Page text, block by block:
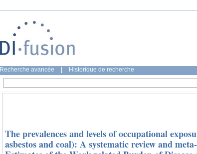
Recherche avancée Historique de recherche
The prevalences and levels of occupational
asbestos and coal): A systematic review and